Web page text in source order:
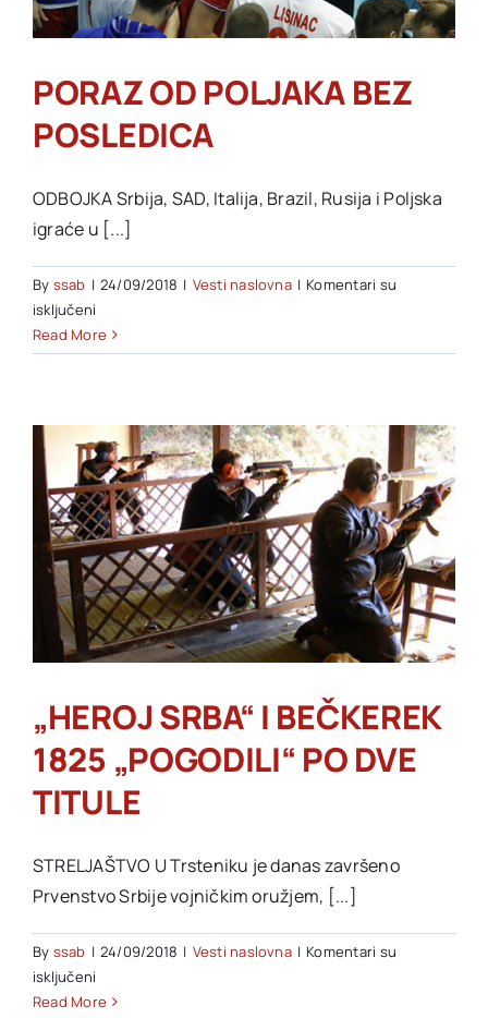
PORAZ OD POLJAKA BEZ
POSLEDICA
ODBOJKA Srbija, SAD, Italija, Brazil, Rusija i Poljska
igraće u [...]
By ssab | 24/09/2018 | Vesti naslovna | Komentari su
isključeni
PORAZ
OD
POSLEDICA
Read More
„HEROJ SRBA“ I BEČKEREK
1825 „POGODILI“ PO DVE
TITULE
STRELJAŠTVO U Trsteniku je danas završeno
Prvenstvo Srbije vojničkim oružjem, [...]
By ssab | 24/09/2018 | Vesti naslovna | Komentari su
isključeni
„HEROJ
Read More